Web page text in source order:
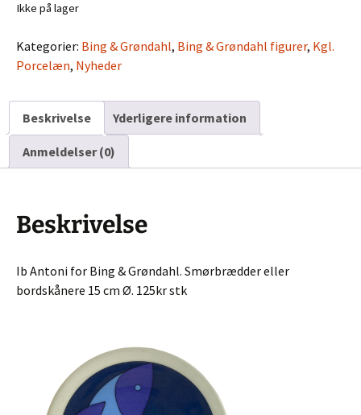
Ikke på lager
Kategorier: Bing & Grøndahl, Bing & Grøndahl figurer, Kgl.
Porcelæn, Nyheder
Beskrivelse Yderligere information
Anmeldelser (0)
Beskrivelse
Ib Antoni for Bing & Grøndahl. Smørbrædder eller
bordskånere 15 cm Ø. 125kr stk